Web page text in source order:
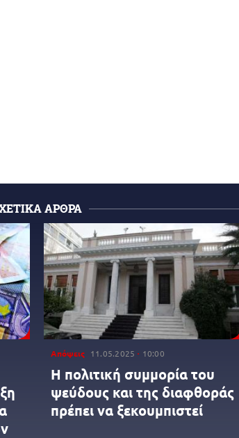
ΑΡΘΡΑ
Απόψεις 11.05.2025 10:00
Η πολιτική συμμορία του
ψεύδους και της διαφθοράς
πρέπει να ξεκουμπιστεί